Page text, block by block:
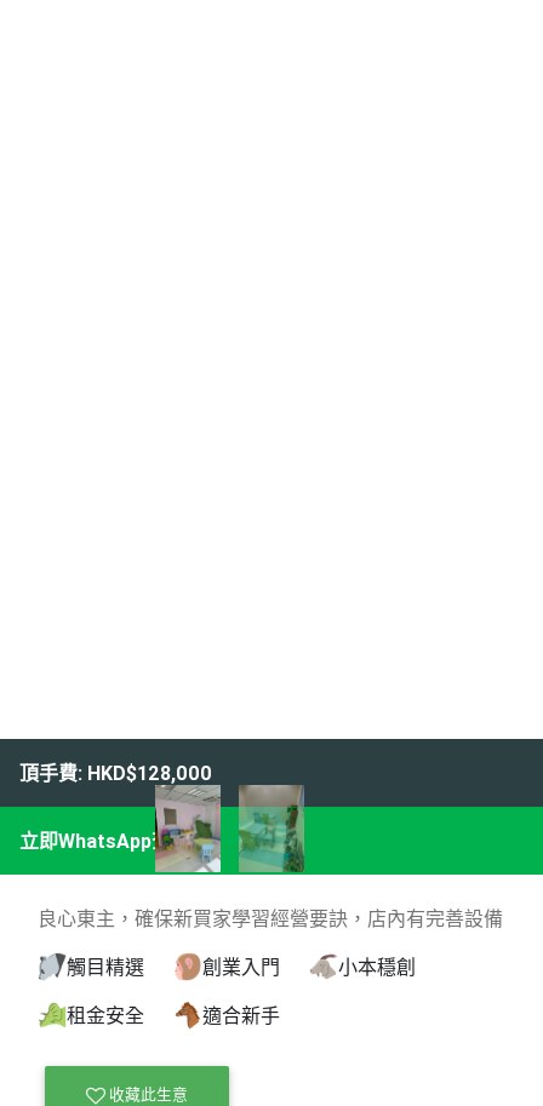
頂手費: HKD$128,000
立即WhatsApp查詢
良心東主，確保新買家學習經營要訣，店內有完善設備
觸目精選
創業入門
小本穩創
租金安全
適合新手
收藏此生意